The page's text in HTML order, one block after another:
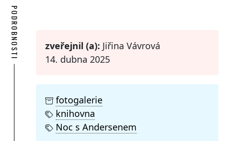
PODROBNOSTI zveřejnil (a): Jiřina Vávrová
14. dubna 2025
fotogalerie
knihovna
Noc s Andersenem